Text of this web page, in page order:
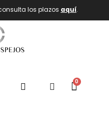
los plazos aquí.